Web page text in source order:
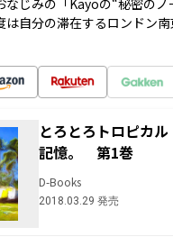
なじみの「Kayoの“秘密のノ
は自分の滞在するロンドン
とろとろトロピカ
記憶。 第1巻
D-Books
2018.03.29 発売